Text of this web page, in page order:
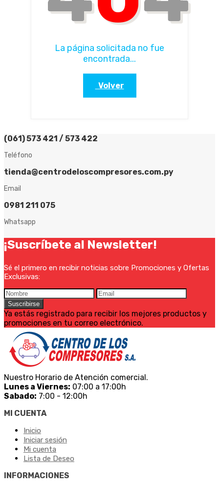
La página solicitada no fue
encontrada...
Volver
(061) 573 421 / 573 422
Teléfono
tienda@centrodeloscompresores.com.py
Email
0981 211 075
Whatsapp
¡Suscríbete al Newsletter!
Sé el primero en recibir noticias sobre Promociones y Ofertas
Exclusivas:
Suscribirse
Ya estás registrado para recibir los mejores productos y
promociones en tu correo electrónico.
Nuestro Horario de Atención comercial.
Lunes a Viernes: 07:00 a 17:00h
Sabado: 7:00 - 12:00h
MI CUENTA
Inicio
Iniciar sesión
Mi cuenta
Lista de Deseo
INFORMACIONES